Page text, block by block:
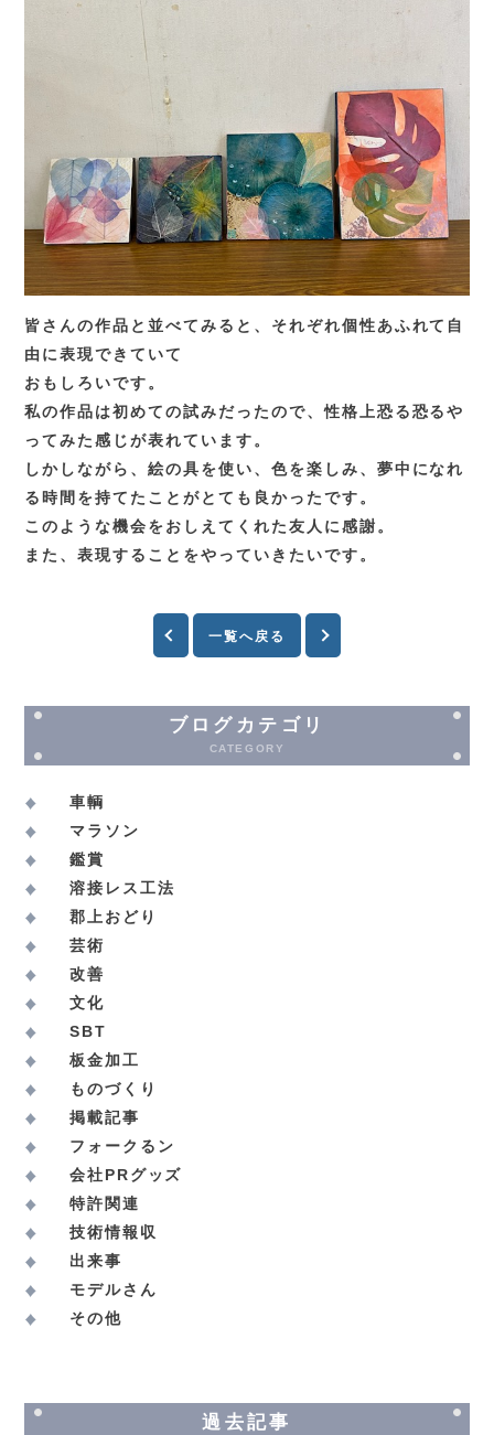
皆さんの作品と並べてみると、それぞれ個性あふれて自
由に表現できていて
おもしろいです。
私の作品は初めての試みだったので、性格上恐る恐るや
ってみた感じが表れています。
しかしながら、絵の具を使い、色を楽しみ、夢中になれ
る時間を持てたことがとても良かったです。
このような機会をおしえてくれた友人に感謝。
また、表現することをやっていきたいです。
一覧へ戻る
ブログカテゴリ
CATEGORY
車輌
マラソン
鑑賞
溶接レス工法
郡上おどり
芸術
改善
文化
SBT
板金加工
ものづくり
掲載記事
フォークるン
会社PRグッズ
特許関連
技術情報収
出来事
モデルさん
その他
過去記事